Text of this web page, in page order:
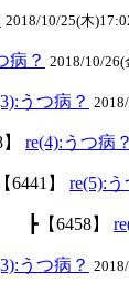
2018/10/25(木
病？ 2018/10/26(
うつ病？
re(4):うつ病？
6441】 re(5):う
┣【6458】
うつ病？